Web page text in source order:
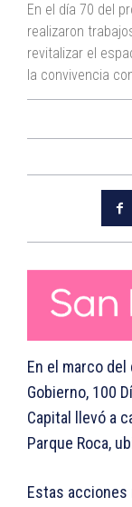
En el día 70 del
realizaron
revitalizar el
la convivencia
En el marco del
Gobierno, 100
Capital llevó a
Parque Roca,
Estas acciones